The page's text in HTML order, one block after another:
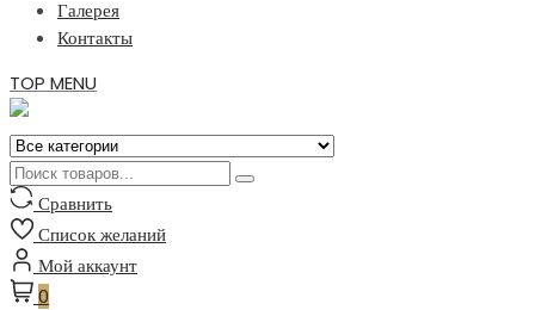
Галерея
Контакты
TOP MENU
Сравнить
Список желаний
Мой аккаунт
0